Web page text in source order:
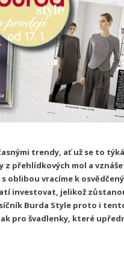
trendy, ať už se to
přehlídkových mol a
oblibou vracíme k
investovat, jelikož
Burda Style proto i
pro švadlenky, které